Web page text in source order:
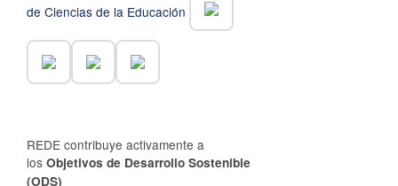
de Ciencias de la Educación
REDE contribuye activamente a
los Objetivos de Desarrollo Sostenible
(ODS)